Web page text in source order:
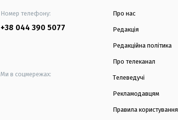
Номер телефону:
+38 044 390 5077
Ми в соцмережах:
Про нас
Редакція
Редакційна політика
Про телеканал
Телеведучі
Рекламодавцям
Правила користування